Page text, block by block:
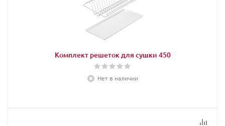
Комплект решеток для сушки 450
Нет в наличии